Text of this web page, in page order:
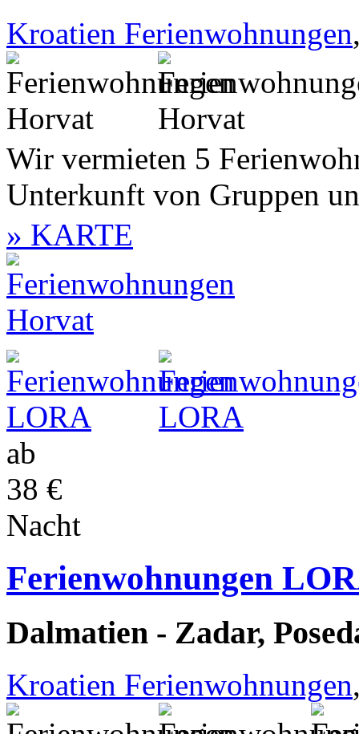
Kroatien Ferienwohnungen
Wir vermieten 5
Unterkunft von Gruppen
» KARTE
ab
38 €
Nacht
Ferienwohnungen
Dalmatien - Zadar,
Kroatien Ferienwohnungen